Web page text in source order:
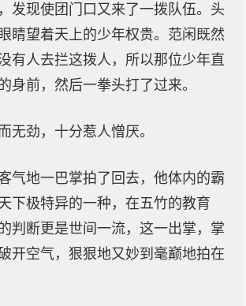
发现使团门口又来了一拨队伍。头
睛望着天上的少年权贵。范闲既然
有人去拦这拨人，所以那位少年直
身前，然后一拳头打了过来。
无劲，十分惹人憎厌。
气地一巴掌拍了回去，他体内的霸
下极特异的一种，在五竹的教育
判断更是世间一流，这一出掌，掌
开空气，狠狠地又妙到毫巅地拍在